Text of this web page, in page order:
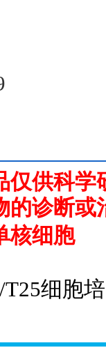
仅供科
的诊断或
核细胞
T25细胞